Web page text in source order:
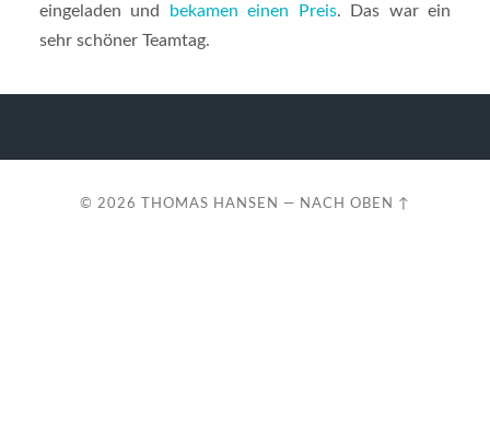
eingeladen und
bekamen einen Preis. Das war ein
sehr schöner Teamtag.
© 2026 THOMAS HANSEN — NACH OBEN ↑